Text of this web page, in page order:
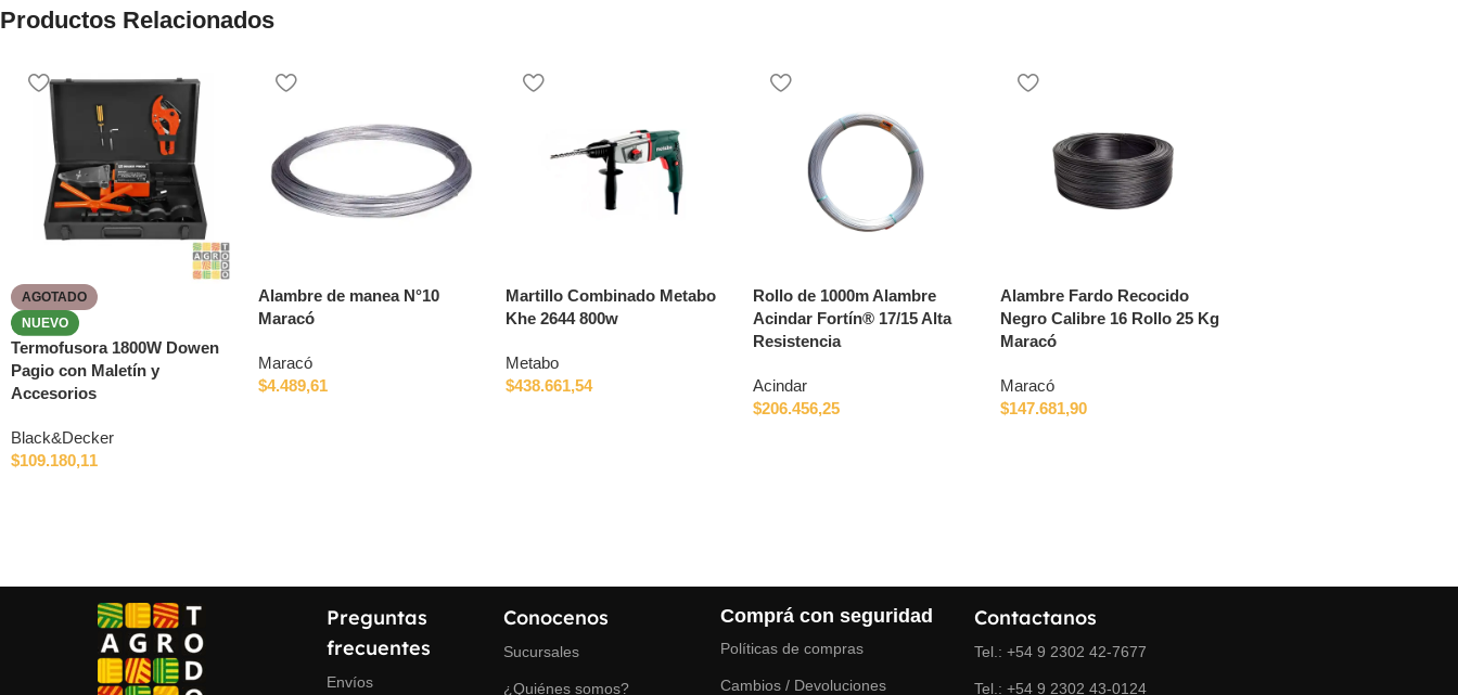
Productos Relacionados
AGOTADO
NUEVO
Termofusora 1800W Dowen
Pagio con Maletín y
Accesorios
Black&Decker
$109.180,11
Alambre de manea N°10
Maracó
Maracó
$4.489,61
Martillo Combinado Metabo
Khe 2644 800w
Metabo
$438.661,54
Rollo de 1000m Alambre
Acindar Fortín® 17/15 Alta
Resistencia
Acindar
$206.456,25
Alambre Fardo Recocido
Negro Calibre 16 Rollo 25 Kg
Maracó
Maracó
$147.681,90
Preguntas
frecuentes
Envíos
Conocenos
Sucursales
¿Quiénes somos?
Comprá con seguridad
Políticas de compras
Cambios / Devoluciones
Contactanos
Tel.: +54 9 2302 42-7677
Tel.: +54 9 2302 43-0124